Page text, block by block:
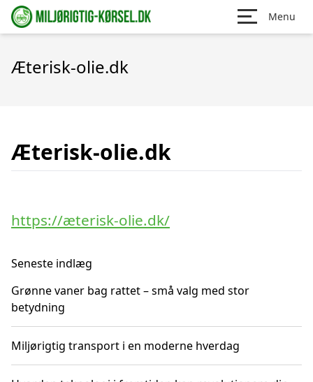
Menu
Æterisk-olie.dk
Æterisk-olie.dk
https://æterisk-olie.dk/
Seneste indlæg
Grønne vaner bag rattet – små valg med stor
betydning
Miljørigtig transport i en moderne hverdag